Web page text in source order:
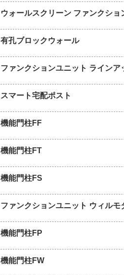
ウォールスクリーン ファンクショ
有孔ブロックウォール
ファンクションユニット ラインア
スマート宅配ポスト
機能門柱FF
機能門柱FT
機能門柱FS
ファンクションユニット ウィルモ
機能門柱FP
機能門柱FW